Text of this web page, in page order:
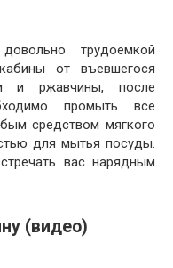
трудоемкой
от въевшегося
и ржавчины, после
промыть все
средством мягкого
для мытья посуды.
вас нарядным
(видео)